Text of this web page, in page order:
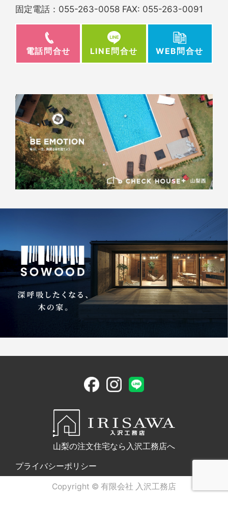
固定電話： 055-263-0058 FAX: 055-263-0091
電話問合せ LINE問合せ WEB問合せ
山梨の注文住宅なら入沢工務店へ
プライバシーポリシー
Copyright © 有限会社 入沢工務店